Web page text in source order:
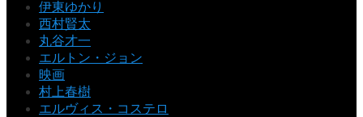
伊東ゆかり
西村賢太
丸谷才一
エルトン・ジョン
映画
村上春樹
エルヴィス・コステロ